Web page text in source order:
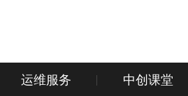
运维服务 中创课堂